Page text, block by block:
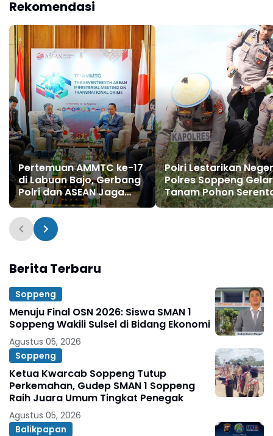
Rekomendasi
Pertemuan AMMTC ke-17
di Labuan Bajo, Gerbang
Polri dan ASEAN Jaga
Kawasan dari Kejahatan
Transnasional
Polri Lestarikan
Polres Soppeng Gelar
Tanam Pohon
Berita Terbaru
Soppeng
Menuju Final OSN 2026: Siswa SMAN 1
Soppeng Wakili Sulsel di Bidang Ekonomi
Agustus 05, 2026
Soppeng
Ketua Kwarcab Soppeng Tutup
Perkemahan, Gudep SMAN 1 Soppeng
Raih Juara Umum Tingkat Penegak
Agustus 05, 2026
Balikpapan